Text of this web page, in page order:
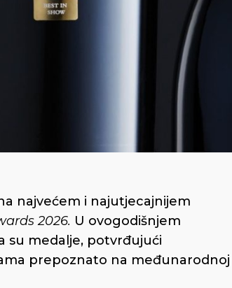
najvećem i najutjecajnijem
2026. U ovogodišnjem
su medalje, potvrđujući
prepoznato na međunarodnoj